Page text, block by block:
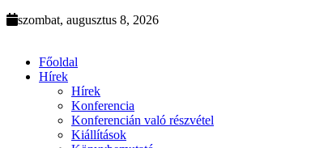
szombat, augusztus 8, 2026
Főoldal
Hírek
Hírek
Konferencia
Konferencián való részvétel
Kiállítások